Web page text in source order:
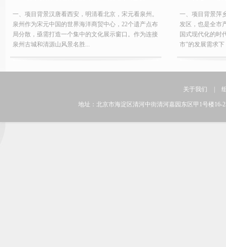
一、项目背景汉唐看西安，明清看北京，宋元看泉州。
泉州作为宋元中国的世界海洋商贸中心，22个遗产点布
局分散，亟需打造一个集中的文化展示窗口。作为连接
泉州古城和清源山风景名胜...
一、项目背景萍
发区，也是全市
国式现代化的时
市”的发展需求
关于我们
地址：北京市海淀区清河中街清河嘉园东区甲1号楼16-